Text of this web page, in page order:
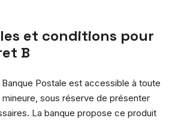
et conditions pour
B
Banque Postale est accessible à toute
sous réserve de présenter
La banque propose ce produit